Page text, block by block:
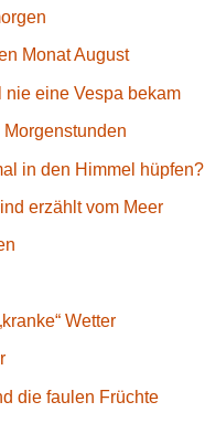
Monat August
nie eine Vespa bekam
in den Himmel hüpfen?
erzählt vom Meer
Wetter
die faulen Früchte